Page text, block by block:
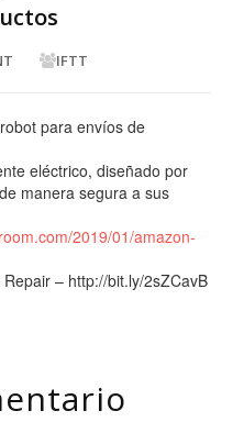
IFTT
para envíos de
eléctrico, diseñado por
manera segura a sus
2019/01/amazon-
– http://bit.ly/2sZCavB